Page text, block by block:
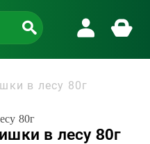
в лесу 80г
в лесу 80г